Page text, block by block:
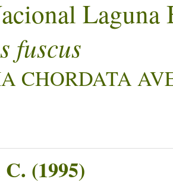
Laguna
fuscus
CHORDATA
(1995)